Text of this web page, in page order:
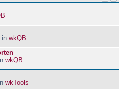
in wkQB
wkQB
wkTools